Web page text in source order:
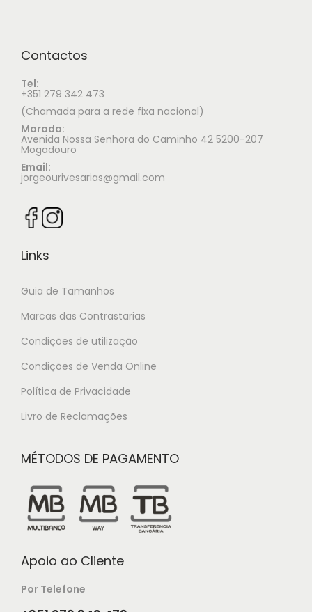
Contactos
Tel:
+351 279 342 473
(Chamada para a rede fixa nacional)
Morada:
Avenida Nossa Senhora do Caminho 42 5200-207
Mogadouro
Email:
jorgeourivesarias@gmail.com
Links
Guia de Tamanhos
Marcas das Contrastarias
Condições de utilização
Condições de Venda Online
Política de Privacidade
Livro de Reclamações
MÉTODOS DE PAGAMENTO
Apoio ao Cliente
Por Telefone